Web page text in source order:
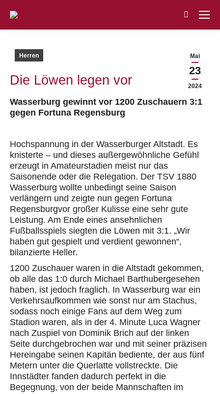
Search:
Mai
23
2024
Herren
Die Löwen legen vor
Wasserburg gewinnt vor 1200 Zuschauern 3:1
gegen Fortuna Regensburg
Hochspannung in der Wasserburger Altstadt. Es
knisterte – und dieses außergewöhnliche Gefühl
erzeugt in Amateurstadien meist nur das
Saisonende oder die Relegation. Der TSV 1880
Wasserburg wollte unbedingt seine Saison
verlängern und zeigte nun gegen Fortuna
Regensburgvor großer Kulisse eine sehr gute
Leistung. Am Ende eines ansehnlichen
Fußballsspiels siegten die Löwen mit 3:1. „Wir
haben gut gespielt und verdient gewonnen“,
bilanzierte Heller.
1200 Zuschauer waren in die Altstadt gekommen,
ob alle das 1:0 durch Michael Barthubergesehen
haben, ist jedoch fraglich. In Wasserburg war ein
Verkehrsaufkommen wie sonst nur am Stachus,
sodass noch einige Fans auf dem Weg zum
Stadion waren, als in der 4. Minute Luca Wagner
nach Zuspiel von Dominik Brich auf der linken
Seite durchgebrochen war und mit seiner präzisen
Hereingabe seinen Kapitän bediente, der aus fünf
Metern unter die Querlatte vollstreckte. Die
Innstädter fanden dadurch perfekt in die
Begegnung, von der beide Mannschaften im